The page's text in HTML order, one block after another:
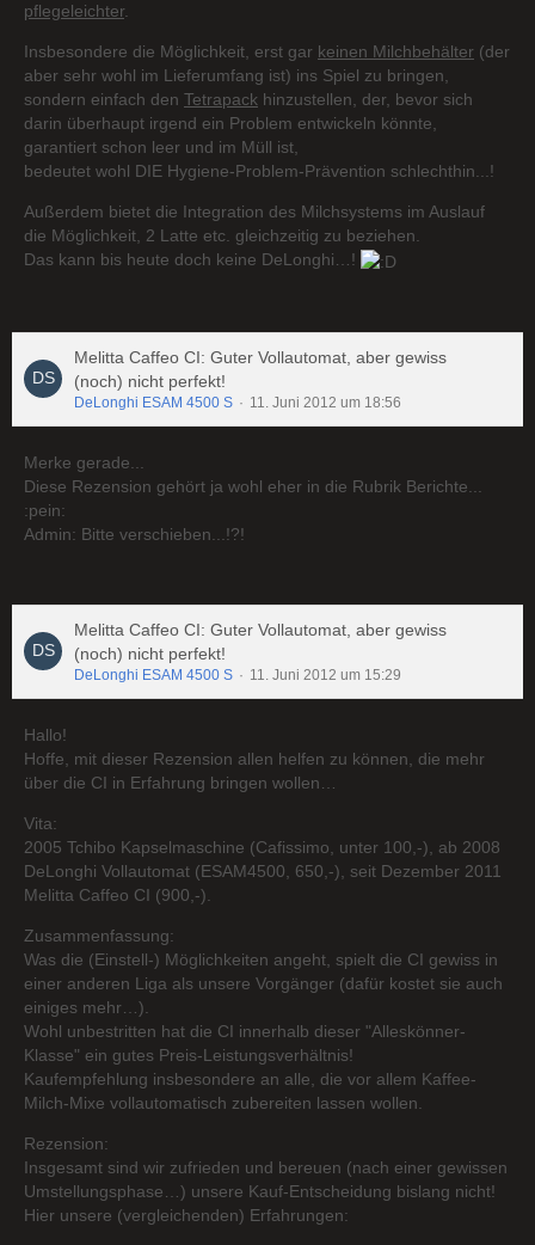
pflegeleichter.
Insbesondere die Möglichkeit, erst gar keinen Milchbehälter (der
aber sehr wohl im Lieferumfang ist) ins Spiel zu bringen,
sondern einfach den Tetrapack hinzustellen, der, bevor sich
darin überhaupt irgend ein Problem entwickeln könnte,
garantiert schon leer und im Müll ist,
bedeutet wohl DIE Hygiene-Problem-Prävention schlechthin...!
Außerdem bietet die Integration des Milchsystems im Auslauf
die Möglichkeit, 2 Latte etc. gleichzeitig zu beziehen.
Das kann bis heute doch keine DeLonghi…!
Melitta Caffeo CI: Guter Vollautomat, aber gewiss
(noch) nicht perfekt!
DeLonghi ESAM 4500 S 11. Juni 2012 um 18:56
Merke gerade...
Diese Rezension gehört ja wohl eher in die Rubrik Berichte...
:pein:
Admin: Bitte verschieben...!?!
Melitta Caffeo CI: Guter Vollautomat, aber gewiss
(noch) nicht perfekt!
DeLonghi ESAM 4500 S 11. Juni 2012 um 15:29
Hallo!
Hoffe, mit dieser Rezension allen helfen zu können, die mehr
über die CI in Erfahrung bringen wollen…
Vita:
2005 Tchibo Kapselmaschine (Cafissimo, unter 100,-), ab 2008
DeLonghi Vollautomat (ESAM4500, 650,-), seit Dezember 2011
Melitta Caffeo CI (900,-).
Zusammenfassung:
Was die (Einstell-) Möglichkeiten angeht, spielt die CI gewiss in
einer anderen Liga als unsere Vorgänger (dafür kostet sie auch
einiges mehr…).
Wohl unbestritten hat die CI innerhalb dieser "Alleskönner-
Klasse" ein gutes Preis-Leistungsverhältnis!
Kaufempfehlung insbesondere an alle, die vor allem Kaffee-
Milch-Mixe vollautomatisch zubereiten lassen wollen.
Rezension:
Insgesamt sind wir zufrieden und bereuen (nach einer gewissen
Umstellungsphase…) unsere Kauf-Entscheidung bislang nicht!
Hier unsere (vergleichenden) Erfahrungen: